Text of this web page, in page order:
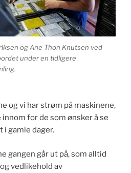
og Ane Thon Knutsen ved
under en tidligere
og vi har strøm på maskinene,
for de som ønsker å se
i gamle dager.
gangen går ut på, som alltid
vedlikehold av